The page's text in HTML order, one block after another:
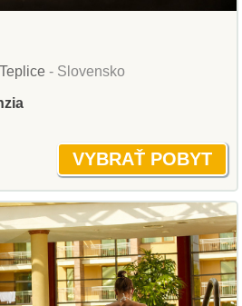
- Slovensko